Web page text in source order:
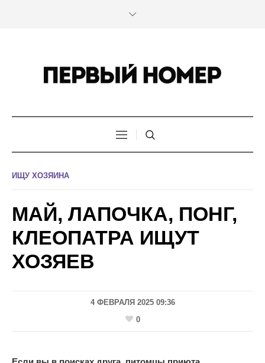
ИЩУ ХОЗЯИНА
МАЙ, ЛАПОЧКА, ПОНГ,
КЛЕОПАТРА ИЩУТ
ХОЗЯЕВ
4 ФЕВРАЛЯ 2025 09:36
0